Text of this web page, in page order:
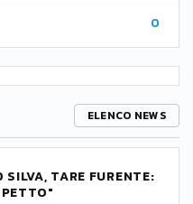
0
ELENCO NEWS
SILVA, TARE FURENTE: